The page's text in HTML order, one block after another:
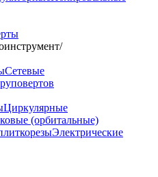
/
Сетевые
Циркулярные
(орбитальные)
Электрические